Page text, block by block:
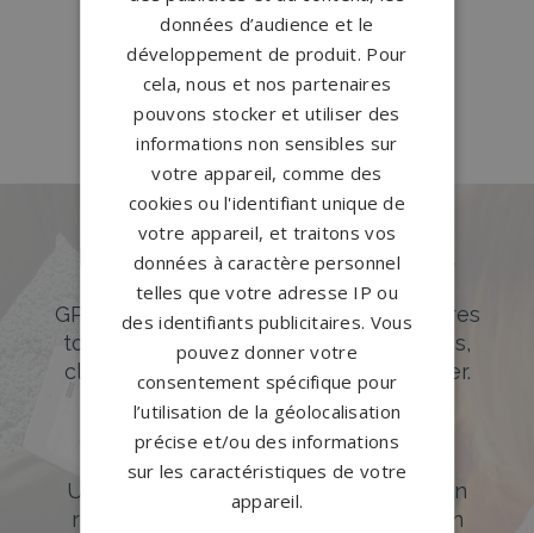
Brie →
Pompes funèbres Villeparisis
Pompes funèbres Voulx
Des pierres tombales uniques et
originales
GPG Granit offre un large choix de pierres
tombales en granit de styles modernes,
classiques ou originales à personnaliser.
DÉCOUVREZ NOTRE CATALOGUE
Accompagnement sur-mesure
Un accompagnement sur mesure et un
réseau de 1200 partenaires partout en
données d’audience et le
développement de produit. Pour
cela, nous et nos partenaires
pouvons stocker et utiliser des
informations non sensibles sur
votre appareil, comme des
cookies ou l'identifiant unique de
votre appareil, et traitons vos
données à caractère personnel
telles que votre adresse IP ou
des identifiants publicitaires. Vous
pouvez donner votre
consentement spécifique pour
l’utilisation de la géolocalisation
précise et/ou des informations
sur les caractéristiques de votre
appareil.